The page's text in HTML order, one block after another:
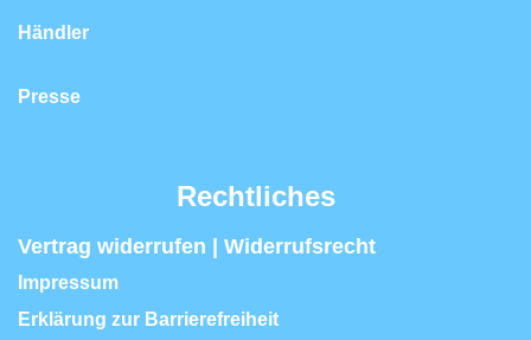
Händler
Presse
Rechtliches
Vertrag widerrufen | Widerrufsrecht
Impressum
Erklärung zur Barrierefreiheit